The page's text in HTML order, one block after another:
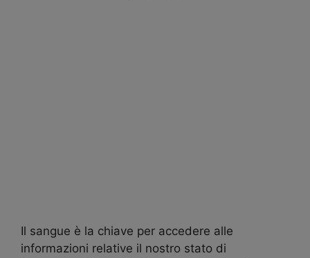
Il sangue è la chiave per accedere alle
informazioni relative il nostro stato di